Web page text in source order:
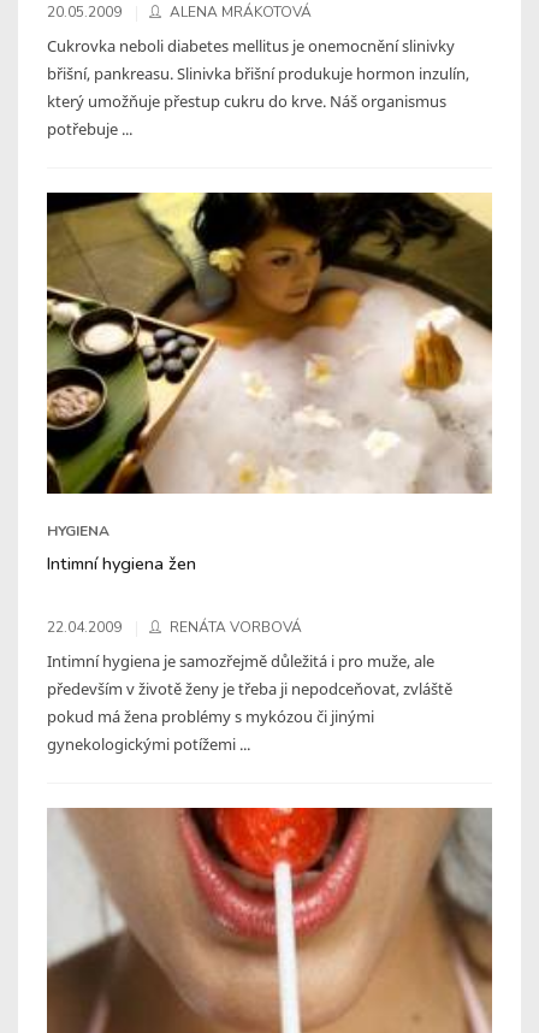
20.05.2009 ALENA MRÁKOTOVÁ
Cukrovka neboli diabetes mellitus je onemocnění slinivky
břišní, pankreasu. Slinivka břišní produkuje hormon inzulín,
který umožňuje přestup cukru do krve. Náš organismus
potřebuje ...
HYGIENA
Intimní hygiena žen
22.04.2009 RENÁTA VORBOVÁ
Intimní hygiena je samozřejmě důležitá i pro muže, ale
především v životě ženy je třeba ji nepodceňovat, zvláště
pokud má žena problémy s mykózou či jinými
gynekologickými potížemi ...